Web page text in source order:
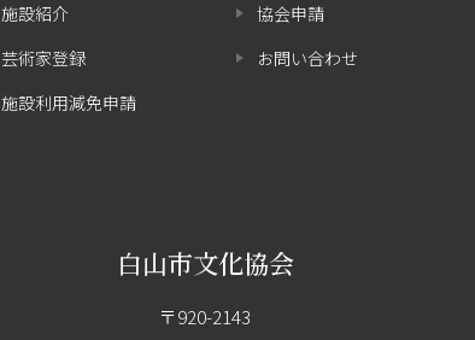
施設紹介
芸術家登録
施設利用減免申請
協会申請
お問い合わせ
白山市文化協会
〒920-2143